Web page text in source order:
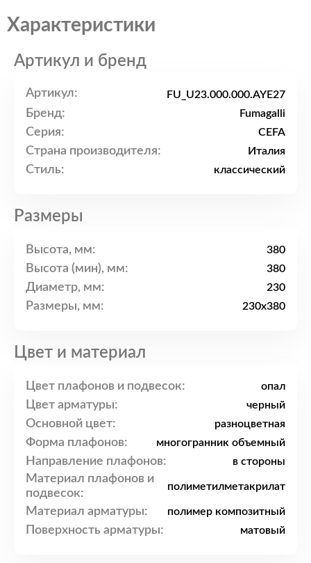
Характеристики
Артикул и бренд
Артикул: FU_U23.000.000.AYE27
Бренд: Fumagalli
Серия: CEFA
Страна производителя: Италия
Стиль: классический
Размеры
Высота, мм: 380
Высота (мин), мм: 380
Диаметр, мм: 230
Размеры, мм: 230x380
Цвет и материал
Цвет плафонов и подвесок: опал
Цвет арматуры: черный
Основной цвет: разноцветная
Форма плафонов: многогранник объемный
Направление плафонов: в стороны
Материал плафонов и
подвесок:
полиметилметакрилат
Материал арматуры: полимер композитный
Поверхность арматуры: матовый